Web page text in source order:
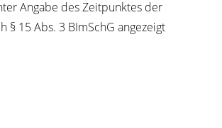
Angabe des Zeitpunktes der
§ 15 Abs. 3 BImSchG angezeigt